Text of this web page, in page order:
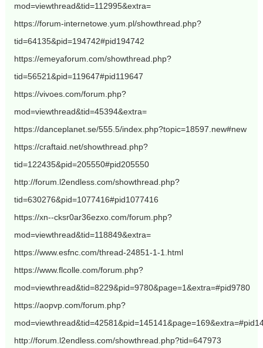
mod=viewthread&tid=112995&extra=
https://forum-internetowe.yum.pl/showthread.php?
tid=64135&pid=194742#pid194742
https://emeyaforum.com/showthread.php?
tid=56521&pid=119647#pid119647
https://vivoes.com/forum.php?
mod=viewthread&tid=45394&extra=
https://danceplanet.se/555.5/index.php?topic=18597.new#new
https://craftaid.net/showthread.php?
tid=122435&pid=205550#pid205550
http://forum.l2endless.com/showthread.php?
tid=630276&pid=1077416#pid1077416
https://xn--cksr0ar36ezxo.com/forum.php?
mod=viewthread&tid=118849&extra=
https://www.esfnc.com/thread-24851-1-1.html
https://www.flcolle.com/forum.php?
mod=viewthread&tid=8229&pid=9780&page=1&extra=#pid9780
https://aopvp.com/forum.php?
http://forum.l2endless.com/showthread.php?tid=647973